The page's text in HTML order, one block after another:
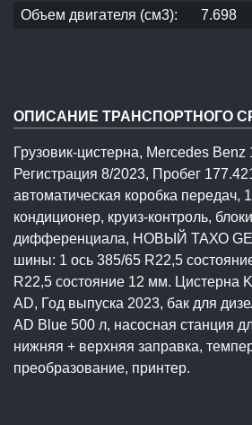
Объем двигателя (см3):
7.698
ОПИСАНИЕ ТРАНСПОРТНОГО
Грузовик-цистерна, Mercedes Benz
Регистрация 8/2023, Пробег
автоматическая коробка передач,
кондиционер, круиз-контроль,
дифференциала, НОВЫЙ ТАХО
шины: 1 ось 385/65 R22,5
R22,5 состояние 12 мм. Цистерна
AD, Год выпуска 2023, бак для
AD Blue 500 л, насосная станция
нижняя + верхняя заправка,
преобразование, принтер.